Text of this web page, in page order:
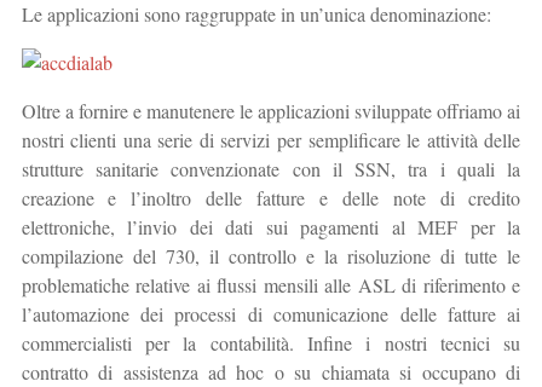
Le applicazioni sono raggruppate in un’unica denominazione:
Oltre a fornire e manutenere le applicazioni sviluppate offriamo ai
nostri clienti una serie di servizi per semplificare le attività delle
strutture sanitarie convenzionate con il SSN, tra i quali la
creazione e l’inoltro delle fatture e delle note di credito
elettroniche, l’invio dei dati sui pagamenti al MEF per la
compilazione del 730, il controllo e la risoluzione di tutte le
problematiche relative ai flussi mensili alle ASL di riferimento e
l’automazione dei processi di comunicazione delle fatture ai
commercialisti per la contabilità. Infine i nostri tecnici su
contratto di assistenza ad hoc o su chiamata si occupano di